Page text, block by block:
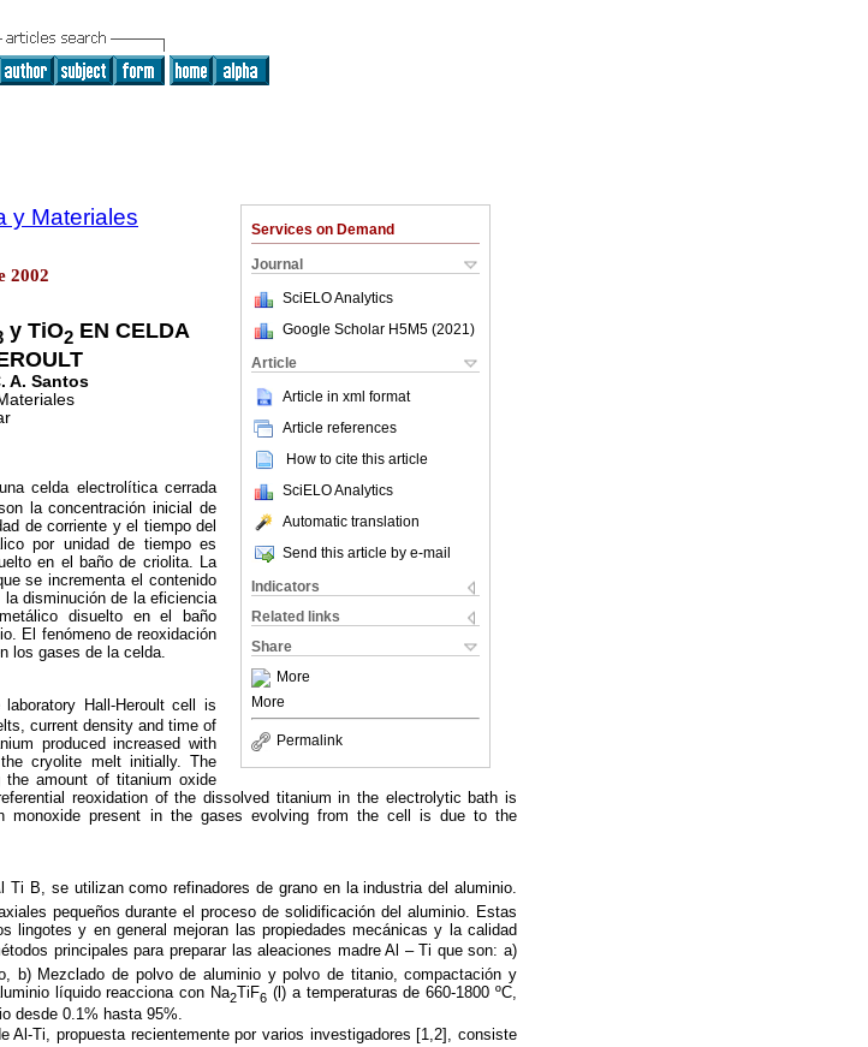
Services on Demand
Journal
SciELO Analytics
Google Scholar H5M5 (2021 )
Article
Article in xml format
Article references
How to cite this article
SciELO Analytics
Automatic translation
Send this article by e-mail
Indicators
Related links
Share
More
More
Permalink
y Materiales
2002
y TiO2 EN CELDA
A. Santos
celda electrolítica cerrada
la concentración inicial de
de corriente y el tiempo del
por unidad de tiempo es
en el baño de criolita. La
se incrementa el contenido
disminución de la eficiencia
disuelto en el baño
El fenómeno de reoxidación
los gases de la celda.
Hall-Heroult cell is
current density and time of
produced increased with
cryolite melt initially. The
amount of titanium oxide
reoxidation of the dissolved titanium in the electrolytic bath is
monoxide present in the gases evolving from the cell is due to the
B, se utilizan como refinadores de grano en la industria del aluminio.
pequeños durante el proceso de solidificación del aluminio. Estas
lingotes y en general mejoran las propiedades mecánicas y la calidad
principales para preparar las aleaciones madre Al – Ti que son: a)
b) Mezclado de polvo de aluminio y polvo de titanio, compactación y
líquido reacciona con Na2TiF6 (l) a temperaturas de 660-1800 ºC,
desde 0.1% hasta 95%.
Al-Ti, propuesta recientemente por varios investigadores [1,2], consiste